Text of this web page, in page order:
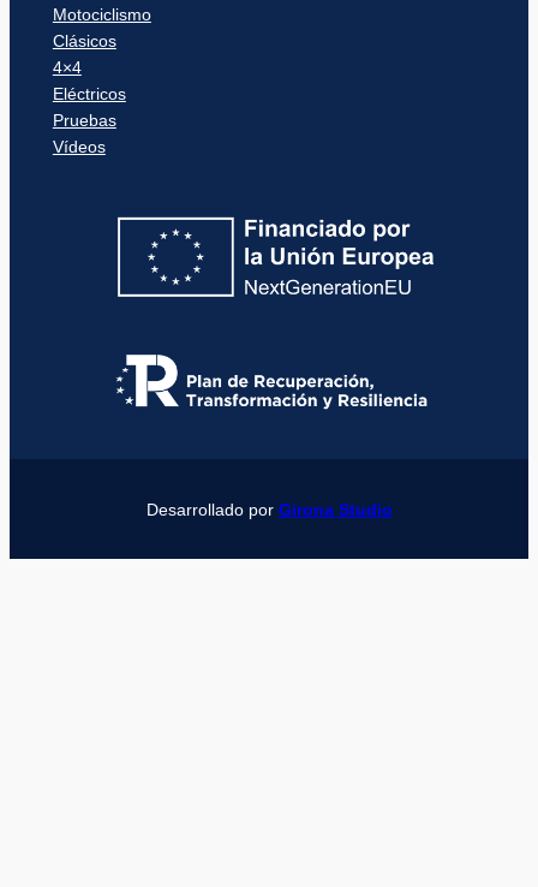
Motociclismo
Clásicos
4×4
Eléctricos
Pruebas
Vídeos
Desarrollado por Girona Studio